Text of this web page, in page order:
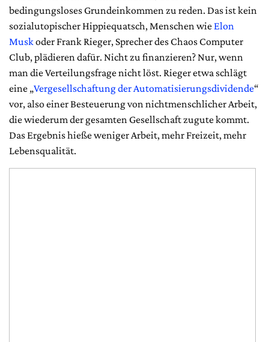
bedingungsloses Grundeinkommen zu reden. Das ist kein
sozialutopischer Hippiequatsch, Menschen wieElon
Muskoder Frank Rieger, Sprecher des Chaos Computer
Club, plädieren dafür. Nicht zu finanzieren? Nur, wenn
man die Verteilungsfrage nicht löst. Rieger etwa schlägt
eine „Vergesellschaftung der Automatisierungsdividende“
vor, also einer Besteuerung von nichtmenschlicher Arbeit,
die wiederum der gesamten Gesellschaft zugute kommt.
Das Ergebnis hieße weniger Arbeit, mehr Freizeit, mehr
Lebensqualität.